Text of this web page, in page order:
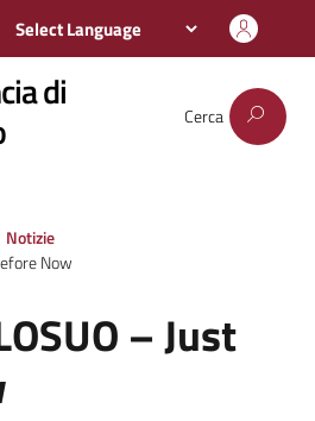
strumenti
di Cerca
Notizie
Now
– Just